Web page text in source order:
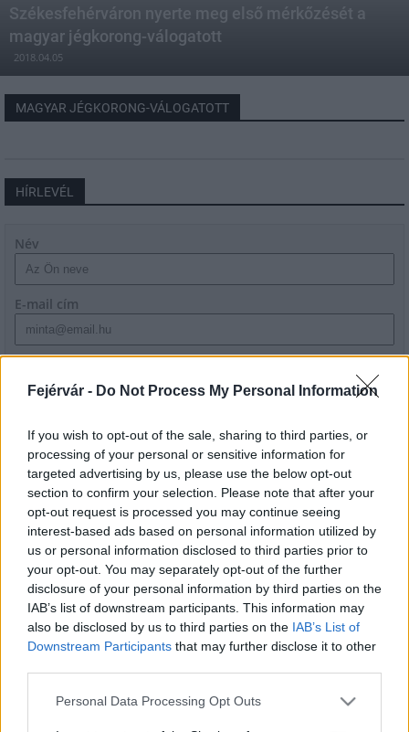
Fejérvár - Do Not Process My Personal Information
If you wish to opt-out of the sale, sharing to third parties, or
processing of your personal or sensitive information for
targeted advertising by us, please use the below opt-out
section to confirm your selection. Please note that after your
opt-out request is processed you may continue seeing
interest-based ads based on personal information utilized by
us or personal information disclosed to third parties prior to
your opt-out. You may separately opt-out of the further
disclosure of your personal information by third parties on the
IAB’s list of downstream participants. This information may
also be disclosed by us to third parties on the IAB’s List of
Downstream Participants that may further disclose it to other
Please note that this website/app uses one or more Google
Personal Data Processing Opt Outs
Székesfehérváron nyerte meg első mérkőzését a
magyar jégkorong-válogatott
2018.04.05
MAGYAR JÉGKORONG-VÁLOGATOTT
HÍRLEVÉL
Név
E-mail cím
szabályzatot!
LEGFRISSEBB
Országos hírek
Megérkezett az eső a Duna vízgyűjtőjére
Aktuális
Paks II.: Mit jelent az 5. blokk új
árnyékában?